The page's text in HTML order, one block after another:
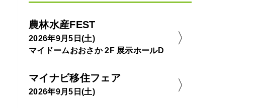
農林水産FEST
2026年9月5日(土)
マイドームおおさか 2F 展示ホールD
マイナビ移住フェア
2026年9月5日(土)